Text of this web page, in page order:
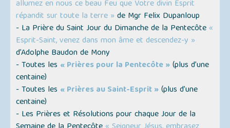
allumez en nous ce beau Feu que Votre divin Esprit
répandit sur toute la terre » de Mgr Felix Dupanloup
- La Prière du Saint Jour du Dimanche de la Pentecôte «
Esprit-Saint, venez dans mon âme et descendez-y »
d’Adolphe Baudon de Mony
- Toutes les « Prières pour la Pentecôte »(plus d’une
centaine)
- Toutes les « Prières au Saint-Esprit »(plus d’une
centaine)
- Les Prières et Résolutions pour chaque Jour de la